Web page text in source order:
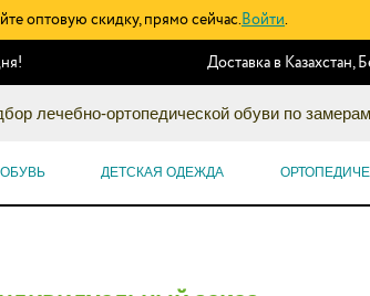
оптовую скидку, прямо сейчас.Войти.
Доставка в Казахстан,
лечебно-ортопедической обуви по
ДЕТСКАЯ ОДЕЖДА